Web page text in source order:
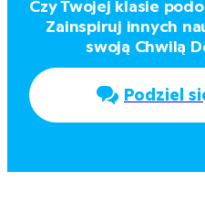
Czy Twojej klasie
Zainspiruj innych
swoją Chwilą
Podziel